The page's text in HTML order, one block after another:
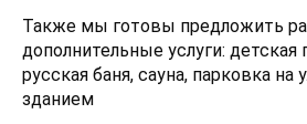
Также мы готовы предложить
дополнительные услуги: детская
русская баня, сауна, парковка на
зданием